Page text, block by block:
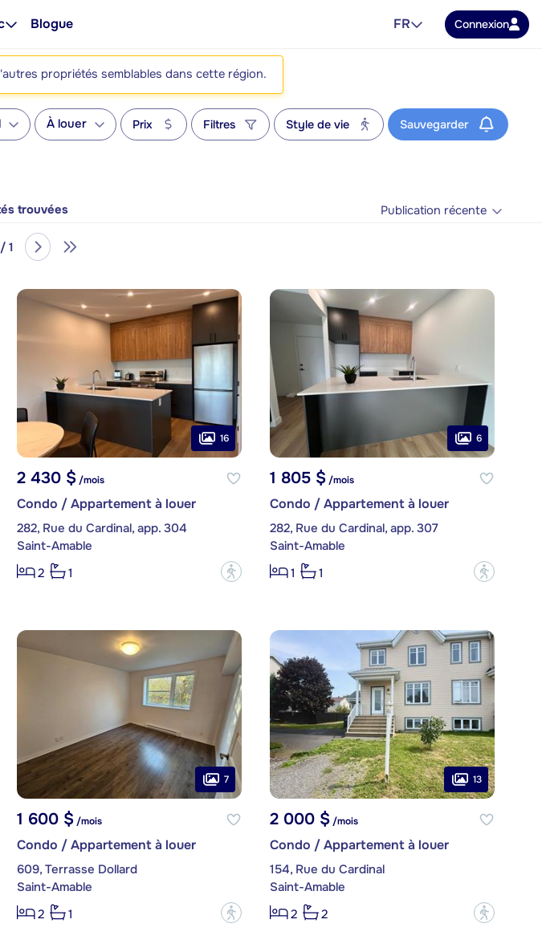
Blogue FR Connexion
propriétés semblables dans cette région.
À louer Prix Filtres Style de vie Sauvegarder
trouvées Publication récente
1
16
2 430 $/mois
Condo / Appartement à louer
282, Rue du Cardinal, app. 304
Saint-Amable
2
1 ?
6
1 805 $/mois
Condo / Appartement à louer
282, Rue du Cardinal, app. 307
Saint-Amable
1
1 ?
7
1 600 $/mois
Condo / Appartement à louer
609, Terrasse Dollard
Saint-Amable
2
1 ?
13
2 000 $/mois
Condo / Appartement à louer
154, Rue du Cardinal
Saint-Amable
2
2 ?